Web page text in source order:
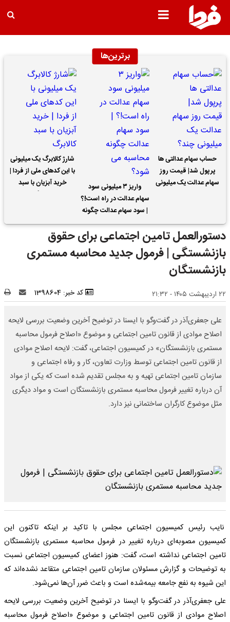
برترین‌ها
حساب سهام عدالتی ها
پرپول شد| قیمت روز
سهام عدالت یک میلیونی
واریز ۳ میلیونی سود
سهام عدالت در راه است!؟
| سود سهام عدالت چگونه
محاسبه می شود؟
شارژ کالابرگ یک میلیونی
با این کدهای ملی از فردا |
خرید آبزیان با سبد
دستورالعمل تامین اجتماعی برای حقوق
بازنشستگی | فرمول جدید محاسبه مستمری
بازنشستگان
۲۲ اردیبهشت ۱۴۰۵ - ۲۱:۳۲ کد خبر: 1398604
علی جعفری‌آذر در گفت‌وگو با ایسنا در توضیح آخرین وضعیت بررسی لایحه
اصلاح موادی از قانون تامین اجتماعی و موضوع «اصلاح فرمول محاسبه
مستمری بازنشستگان» در کمیسیون اجتماعی، گفت: لایحه اصلاح موادی
از قانون تامین اجتماعی توسط وزارت تعاون، کار و رفاه اجتماعی و
سازمان تامین اجتماعی تهیه و به مجلس تقدیم شده است که یکی از مواد
آن درباره تغییر فرمول محاسبه مستمری بازنشستگان است و مواد دیگری
مثل موضوع کارگران ساختمانی نیز دارد.
نایب رئیس کمیسیون اجتماعی مجلس با تاکید بر اینکه تاکنون این
کمیسیون مصوبه‌ای درباره تغییر در فرمول محاسبه مستمری بازنشستگان
تامین اجتماعی نداشته است،‌ گفت: هنوز اعضای کمیسیون اجتماعی نسبت
به توضیحات و گزارش مسئولان سازمان تامین اجتماعی متقاعد نشده‌اند که
این شیوه به نفع جامعه بیمه‌شده است و باعث ضرر آن‌ها نمی‌شود.
علی جعفری‌آذر در گفت‌وگو با ایسنا در توضیح آخرین وضعیت بررسی لایحه
اصلاح موادی از قانون تامین اجتماعی و موضوع «اصلاح فرمول محاسبه